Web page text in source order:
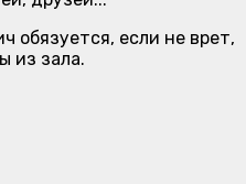
обязуется, если не врет,
из зала.